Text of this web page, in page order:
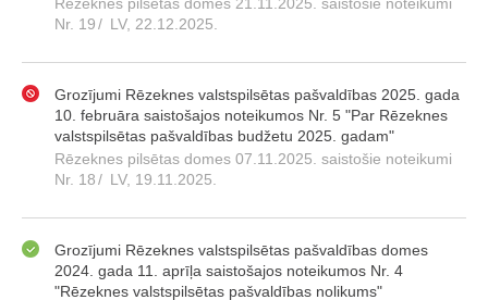
Nr. 19/ LV, 22.12.2025.
Grozījumi Rēzeknes valstspilsētas pašvaldības 2025. gada
10. februāra saistošajos noteikumos Nr. 5 "Par Rēzeknes
valstspilsētas pašvaldības budžetu 2025. gadam"
Rēzeknes pilsētas domes 07.11.2025. saistošie noteikumi
Nr. 18/ LV, 19.11.2025.
Grozījumi Rēzeknes valstspilsētas pašvaldības domes
2024. gada 11. aprīļa saistošajos noteikumos Nr. 4
"Rēzeknes valstspilsētas pašvaldības nolikums"